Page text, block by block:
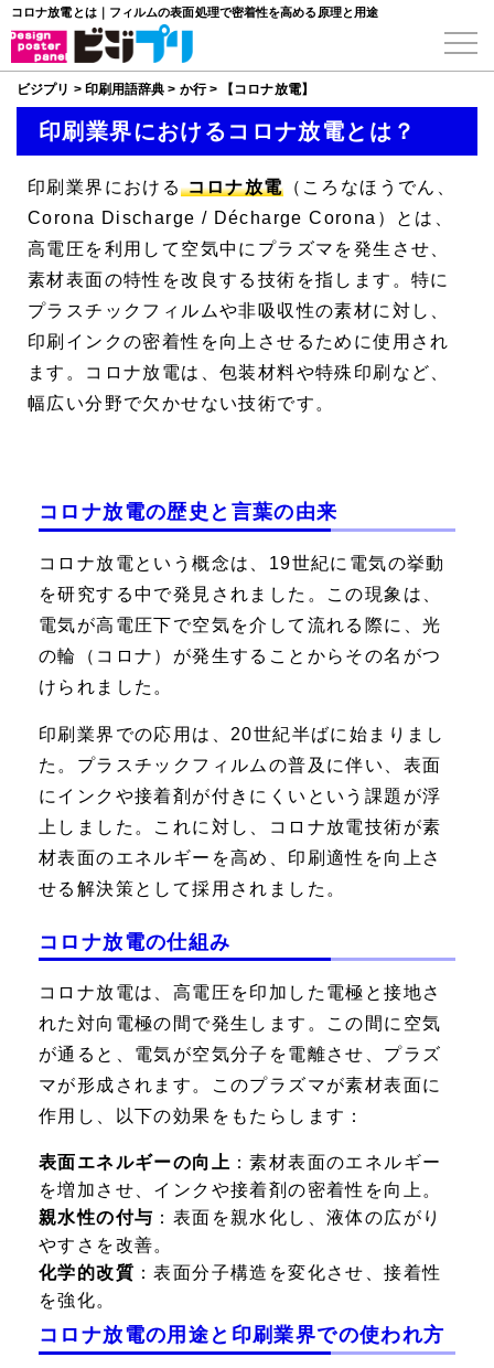
コロナ放電とは｜フィルムの表面処理で密着性を高める原理と用途
ビジプリ > 印刷用語辞典 > か行> 【コロナ放電】
印刷業界におけるコロナ放電とは？
印刷業界におけるコロナ放電（ころなほうでん、
Corona Discharge / Décharge Corona ）とは、
高電圧を利用して空気中にプラズマを発生させ、
素材表面の特性を改良する技術を指します。特に
プラスチックフィルムや非吸収性の素材に対し、
印刷インクの密着性を向上させるために使用され
ます。コロナ放電は、包装材料や特殊印刷など、
幅広い分野で欠かせない技術です。
コロナ放電の歴史と言葉の由来
コロナ放電という概念は、19世紀に電気の挙動
を研究する中で発見されました。この現象は、
電気が高電圧下で空気を介して流れる際に、光
の輪（コロナ）が発生することからその名がつ
けられました。
印刷業界での応用は、20世紀半ばに始まりまし
た。プラスチックフィルムの普及に伴い、表面
にインクや接着剤が付きにくいという課題が浮
上しました。これに対し、コロナ放電技術が素
材表面のエネルギーを高め、印刷適性を向上さ
せる解決策として採用されました。
コロナ放電の仕組み
コロナ放電は、高電圧を印加した電極と接地さ
れた対向電極の間で発生します。この間に空気
が通ると、電気が空気分子を電離させ、プラズ
マが形成されます。このプラズマが素材表面に
作用し、以下の効果をもたらします：
表面エネルギーの向上 ：素材表面のエネルギー
を増加させ、インクや接着剤の密着性を向上。
親水性の付与 ：表面を親水化し、液体の広がり
やすさを改善。
化学的改質 ：表面分子構造を変化させ、接着性
を強化。
コロナ放電の用途と印刷業界での使われ方